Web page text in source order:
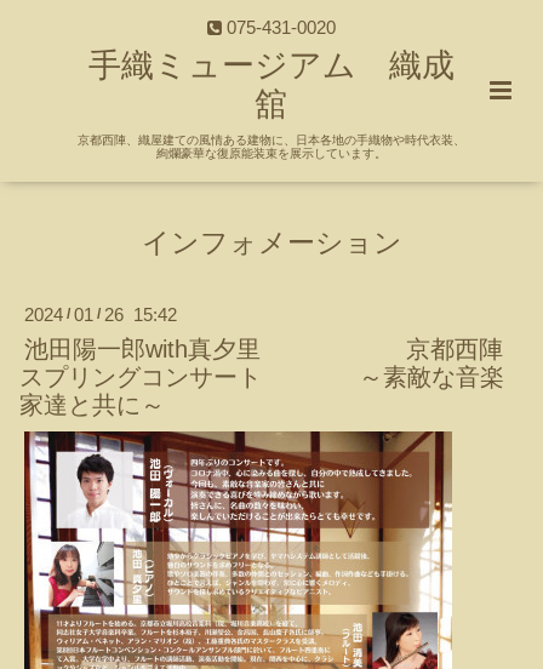
075-431-0020
手織ミュージアム 織成
舘
京都西陣、織屋建ての風情ある建物に、日本各地の手織物や時代衣装、
絢爛豪華な復原能装束を展示しています。
インフォメーション
2024 / 01 / 26 15:42
池田陽一郎with真夕里 京都西陣
スプリングコンサート ～素敵な音楽
家達と共に～